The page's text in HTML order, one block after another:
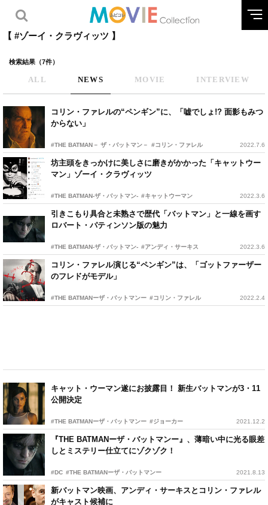
【 #ゾーイ・クラヴィッツ 】
検索結果（7件）
ALL NEWS MOVIE INTERVIEW
コリン・ファレルの“ペンギン”に、「嘘でしょ!? 面影もみつ
からない」
#THE BATMAN－ ザ・バットマン－ #コリン・ファレル 2022.7.6
坊主頭をきっかけに美しさに磨きがかかった「キャットウー
マン」ゾーイ・クラヴィッツ
#THE BATMAN-ザ・バットマン- #キャットウーマン 2022.3.6
引きこもり具合と未熟さで歴代「バットマン」と一線を画す
ロバート・パティンソン版の魅力
#THE BATMAN-ザ・バットマン- #アンディ・サーキス 2022.3.6
コリン・ファレル演じる“ペンギン”は、「ゴットファーザー
のフレドがモデル」
#THE BATMANーザ・バットマンー #コリン・ファレル 2022.2.4
キャット・ウーマン遂にお披露目！ 新生バットマンが3・11
公開決定
#THE BATMANーザ・バットマンー #ジョーカー 2021.12.2
『THE BATMANーザ・バットマンー』、薄暗い中に光る眼差
しとミステリー仕立てにゾクゾク！
#DC #THE BATMANーザ・バットマンー 2021.8.13
新バットマン映画、アンディ・サーキスとコリン・ファレル
がキャスト候補に